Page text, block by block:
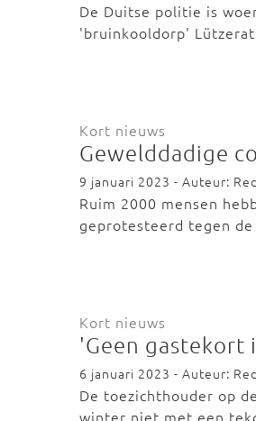
De Duitse politie is
'bruinkooldorp'
Kort nieuws
Gewelddadige
9 januari 2023 - Auteur:
Ruim 2000 mensen
geprotesteerd tegen
Kort nieuws
'Geen gastekort
6 januari 2023 - Auteur:
De toezichthouder op
winter niet met een